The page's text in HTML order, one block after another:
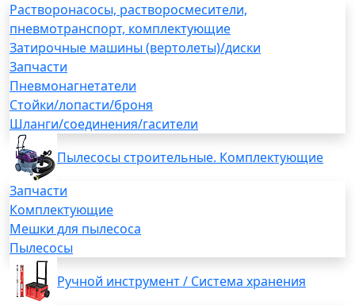
Растворонасосы, растворосмесители,
пневмотранспорт, комплектующие
Затирочные машины (вертолеты)/диски
Запчасти
Пневмонагнетатели
Стойки/лопасти/броня
Шланги/соединения/гасители
Пылесосы строительные. Комплектующие
Запчасти
Комплектующие
Мешки для пылесоса
Пылесосы
Ручной инструмент / Система хранения